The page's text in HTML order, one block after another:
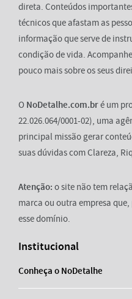
direta. Conteúdos
técnicos que afastam as
informação que serve de
condição de vida.
pouco mais sobre os seus
O NoDetalhe.com.bré um
22.026.064/0001-02), uma
principal missão gerar
suas dúvidas com Clareza,
Atenção: o site não tem
marca ou outra empresa
esse domínio.
Institucional
Conheça o NoDetalhe